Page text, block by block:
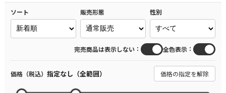
ソート 販売形態 性別
完売商品は表示しない ： 全色表示 ：
価格（税込） 指定なし（全範囲） 価格の指定を解除